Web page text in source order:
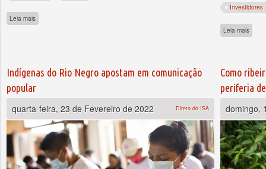
Leia mais
Investidores
Leia mais
Indígenas do Rio Negro apostam em comunicação
popular
quarta-feira, 23 de Fevereiro de 2022
Direto do ISA
Como
periferia
domingo,